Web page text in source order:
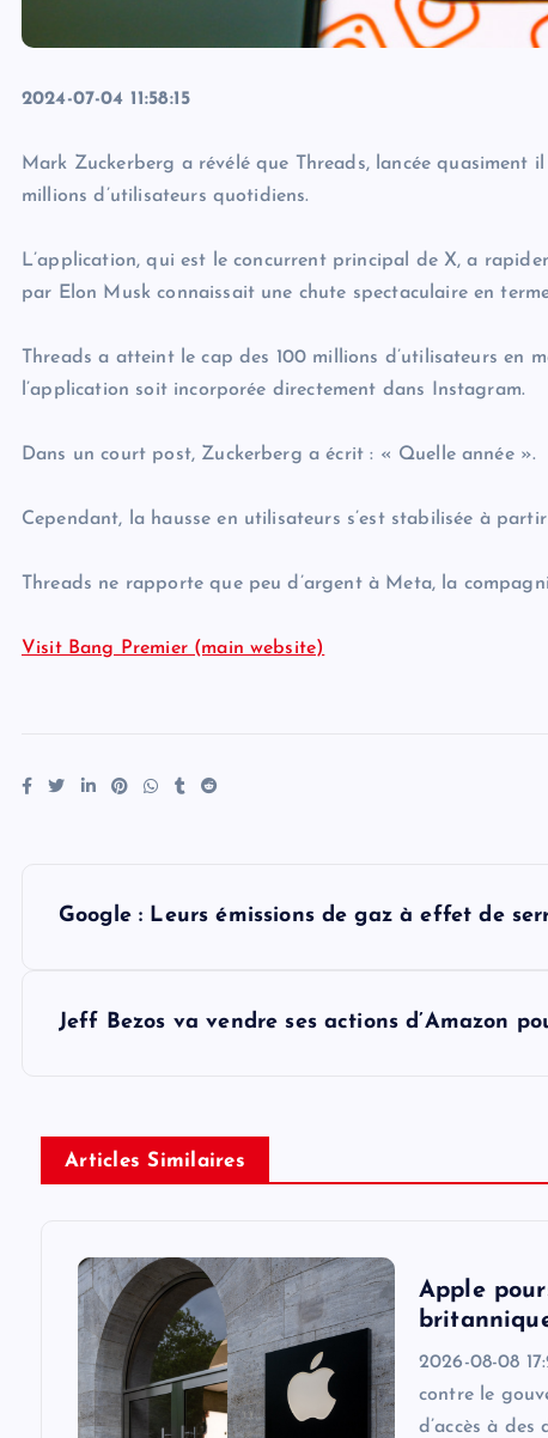
2024-07-04 11:58:15
Mark Zuckerberg a révélé que Threads, lancée quasiment
millions d’utilisateurs quotidiens.
L’application, qui est le concurrent principal de X, a
par Elon Musk connaissait une chute spectaculaire en
Threads a atteint le cap des 100 millions d’utilisateurs en
l’application soit incorporée directement dans Instagram.
Dans un court post, Zuckerberg a écrit : « Quelle année ».
Cependant, la hausse en utilisateurs s’est stabilisée à
Threads ne rapporte que peu d’argent à Meta, la
Visit Bang Premier (main website)
Google : Leurs émissions de gaz à effet de
Jeff Bezos va vendre ses actions d’Amazon
Articles Similaires
Apple
2026-08-08
contre le
d’accès à